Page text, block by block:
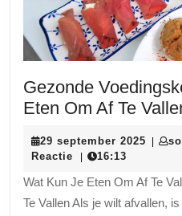
Gezonde
Eten Om Af Te
29 september 2025 29|
Reactie
| 16:13
Wat Kun Je Eten Om Af Te
Te Vallen Als je wilt afvallen,